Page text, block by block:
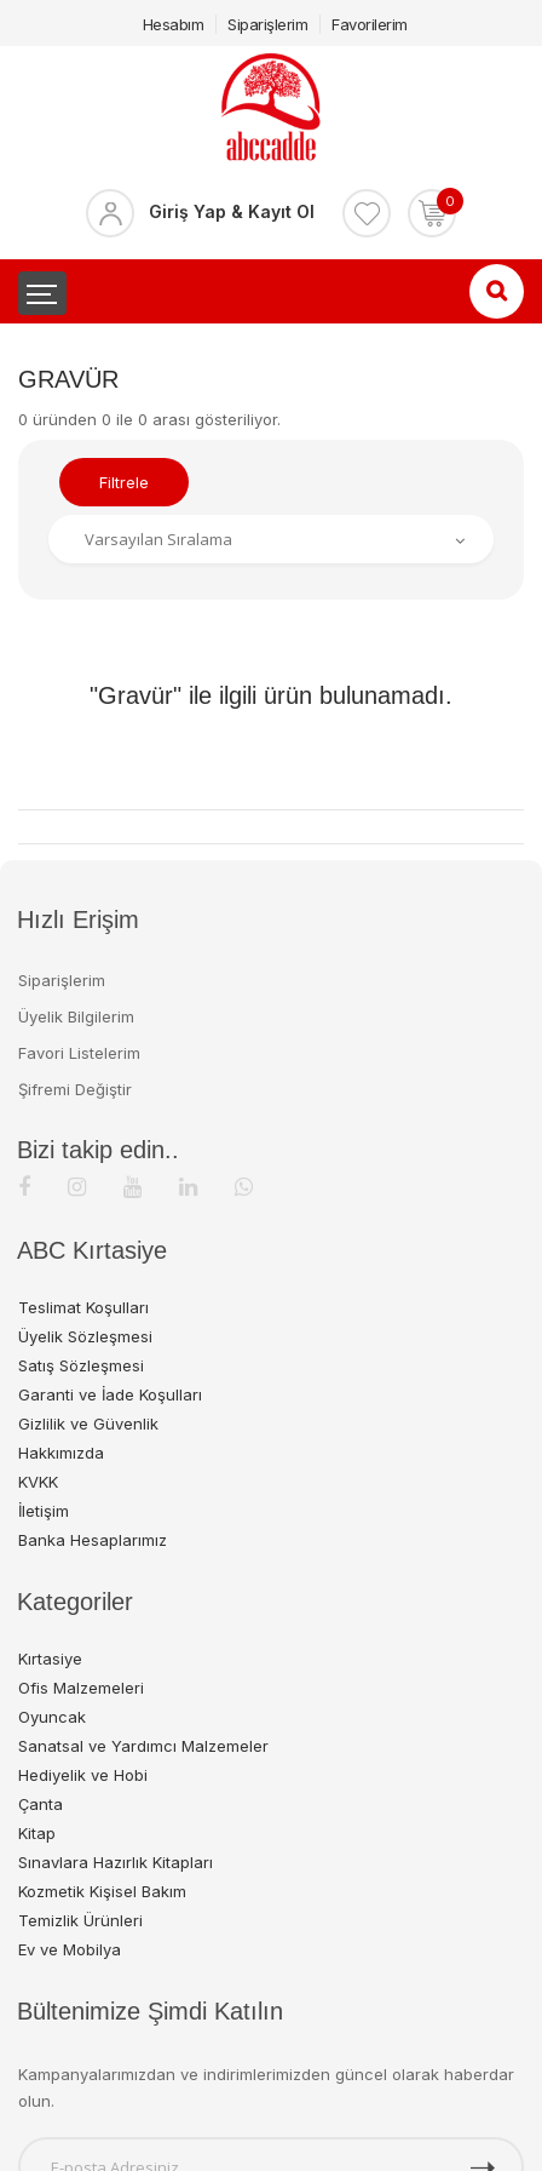
Hesabım Siparişlerim Favorilerim
Giriş Yap & Kayıt Ol 0
GRAVÜR
0 üründen 0 ile 0 arası gösteriliyor.
Filtrele
"Gravür" ile ilgili ürün bulunamadı.
Hızlı Erişim
Siparişlerim
Üyelik Bilgilerim
Favori Listelerim
Şifremi Değiştir
Bizi takip edin..
ABC Kırtasiye
Teslimat Koşulları
Üyelik Sözleşmesi
Satış Sözleşmesi
Garanti ve İade Koşulları
Gizlilik ve Güvenlik
Hakkımızda
KVKK
İletişim
Banka Hesaplarımız
Kategoriler
Kırtasiye
Ofis Malzemeleri
Oyuncak
Sanatsal ve Yardımcı Malzemeler
Hediyelik ve Hobi
Çanta
Kitap
Sınavlara Hazırlık Kitapları
Kozmetik Kişisel Bakım
Temizlik Ürünleri
Ev ve Mobilya
Bültenimize Şimdi Katılın
Kampanyalarımızdan ve indirimlerimizden güncel olarak haberdar
olun.